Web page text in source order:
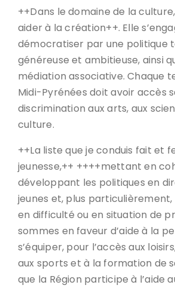
++Dans le domaine de la
aider à la création++. Elle
démocratiser par une politique
généreuse et ambitieuse, ainsi
médiation associative. Chaque
Midi-Pyrénées doit avoir accès
discrimination aux arts, aux
culture.
++La liste que je conduis fait et
jeunesse,++ ++++mettant en
développant les politiques en
jeunes et, plus particulièrement,
en difficulté ou en situation de
sommes en faveur d’aide à la
s’équiper, pour l’accès aux
aux sports et à la formation de
que la Région participe à l’aide